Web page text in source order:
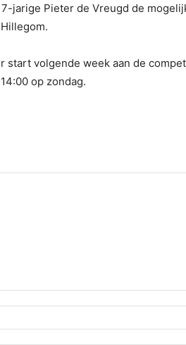
jarige Pieter de Vreugd de
start volgende week aan de
op zondag.